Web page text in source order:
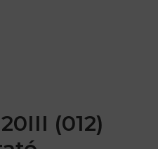
(012)